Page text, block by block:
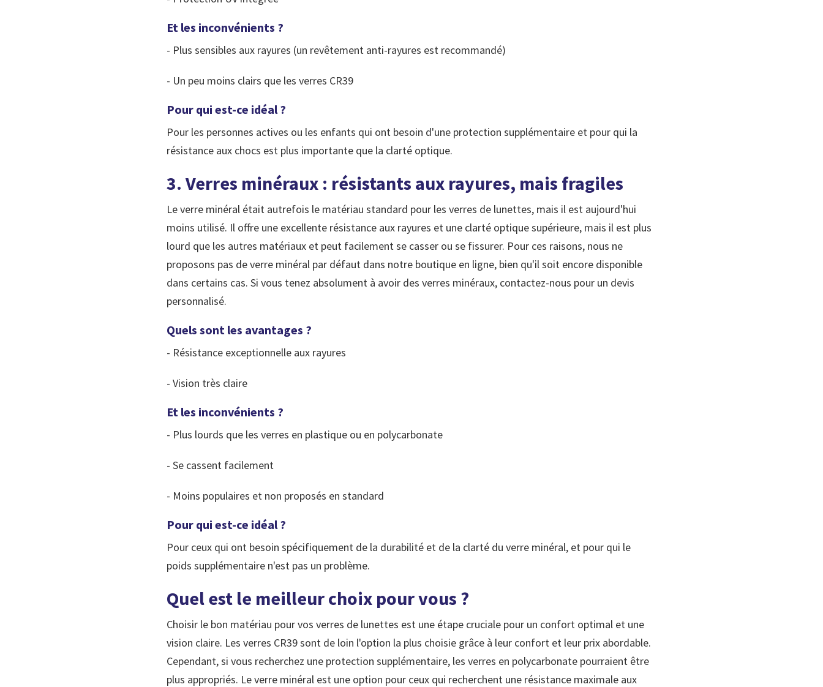
Et les inconvénients ?
- Plus sensibles aux rayures (un revêtement anti-rayures est recommandé)
- Un peu moins clairs que les verres CR39
Pour qui est-ce idéal ?
Pour les personnes actives ou les enfants qui ont besoin d'une protection supplémentaire et pour qui la
résistance aux chocs est plus importante que la clarté optique.
3. Verres minéraux : résistants aux rayures, mais fragiles
Le verre minéral était autrefois le matériau standard pour les verres de lunettes, mais il est aujourd'hui
moins utilisé. Il offre une excellente résistance aux rayures et une clarté optique supérieure, mais il est plus
lourd que les autres matériaux et peut facilement se casser ou se fissurer. Pour ces raisons, nous ne
proposons pas de verre minéral par défaut dans notre boutique en ligne, bien qu'il soit encore disponible
dans certains cas. Si vous tenez absolument à avoir des verres minéraux, contactez-nous pour un devis
personnalisé.
Quels sont les avantages ?
- Résistance exceptionnelle aux rayures
- Vision très claire
Et les inconvénients ?
- Plus lourds que les verres en plastique ou en polycarbonate
- Se cassent facilement
- Moins populaires et non proposés en standard
Pour qui est-ce idéal ?
Pour ceux qui ont besoin spécifiquement de la durabilité et de la clarté du verre minéral, et pour qui le
poids supplémentaire n'est pas un problème.
Quel est le meilleur choix pour vous ?
Choisir le bon matériau pour vos verres de lunettes est une étape cruciale pour un confort optimal et une
vision claire. Les verres CR39 sont de loin l'option la plus choisie grâce à leur confort et leur prix abordable.
Cependant, si vous recherchez une protection supplémentaire, les verres en polycarbonate pourraient être
plus appropriés. Le verre minéral est une option pour ceux qui recherchent une résistance maximale aux